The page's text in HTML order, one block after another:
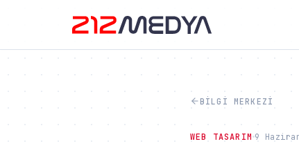
BILGI MERKEZI
WEB TASARIM 9